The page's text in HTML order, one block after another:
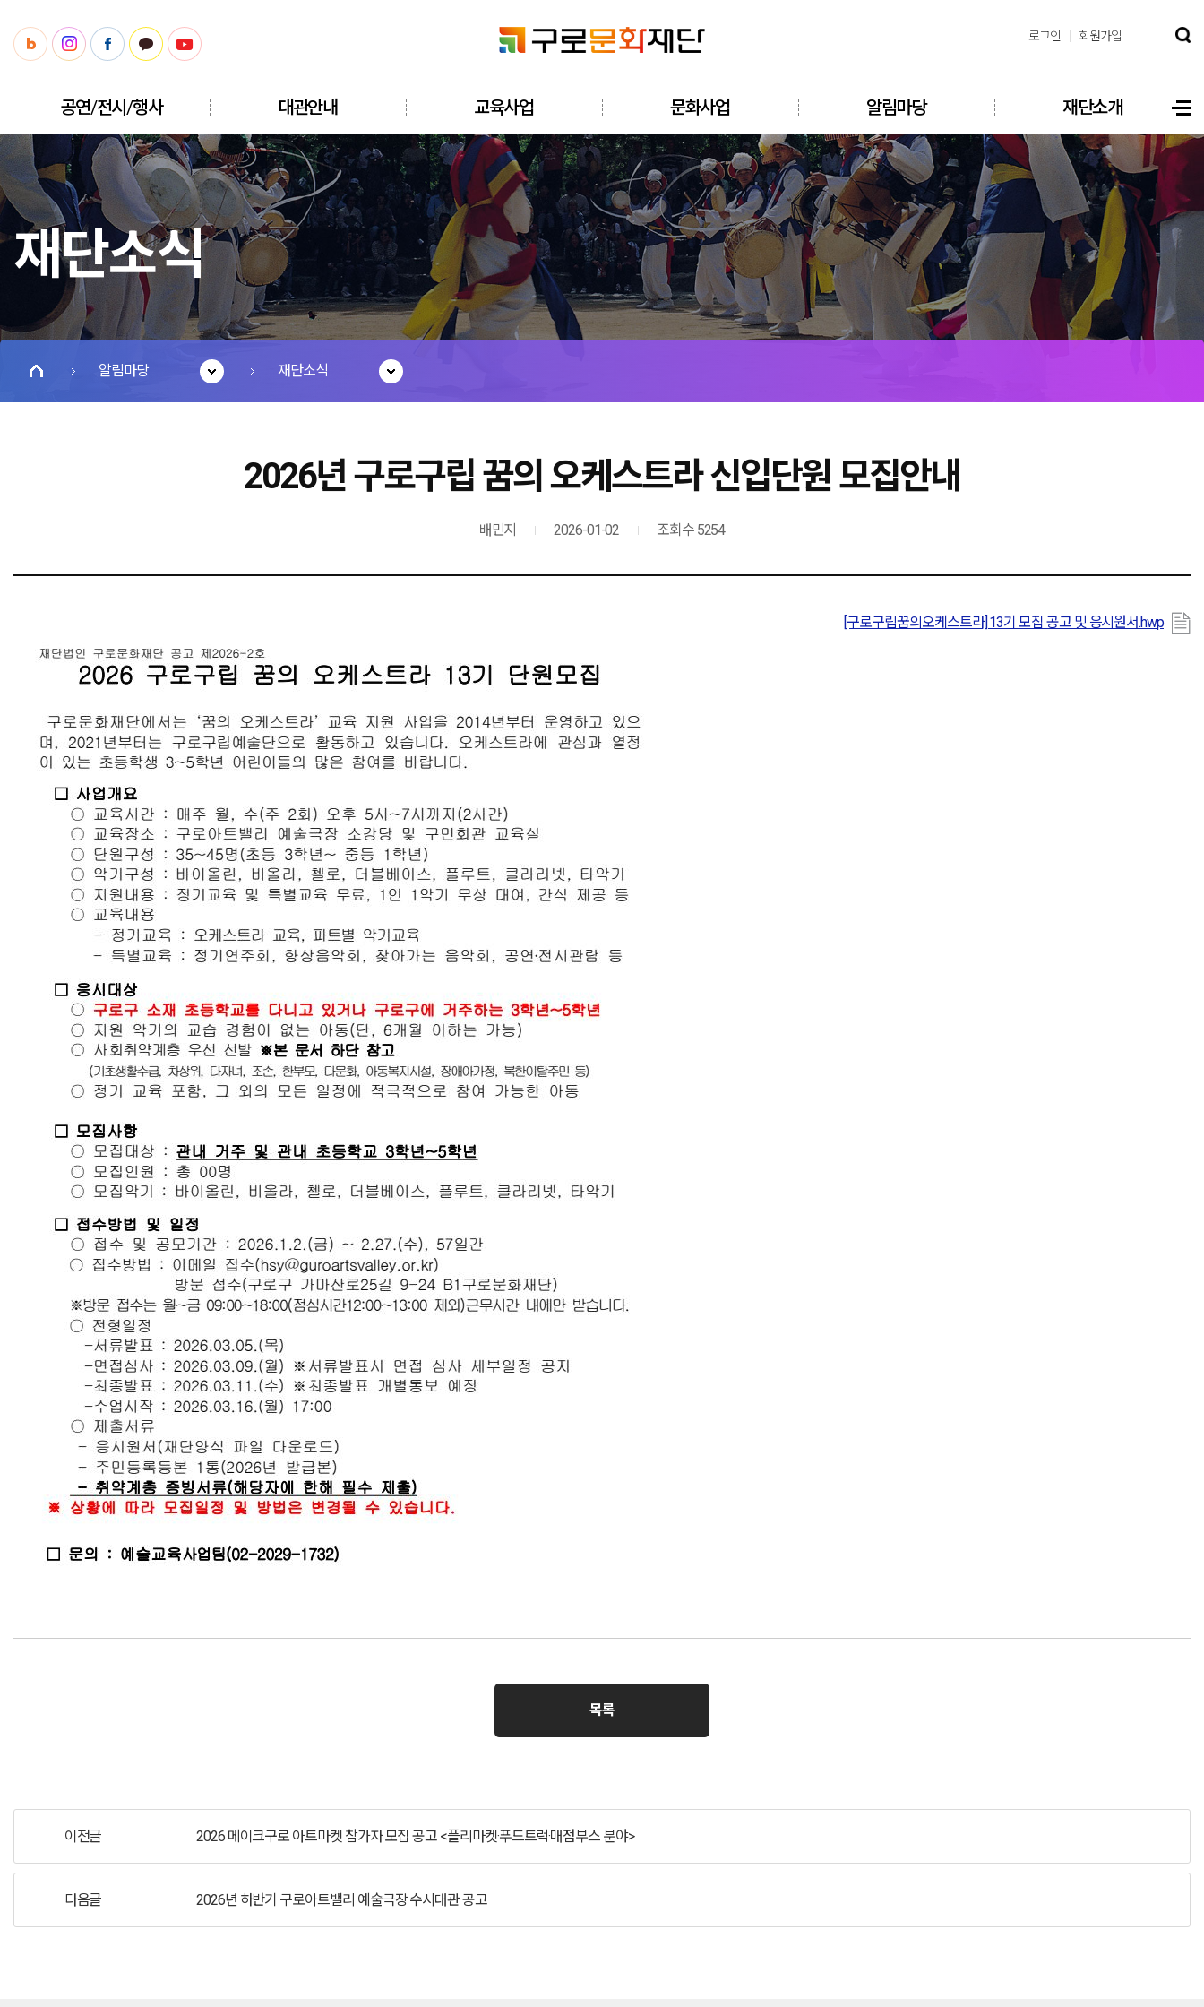
로그인 회원가입
검색창 열기
공연/전시/행사 대관안내 교육사업 문화사업 알림마당 재단소개
전체메뉴 열기
재단소식
알림마당 재단소식
2026년 구로구립 꿈의 오케스트라 신입단원 모집안내
배민지 2026-01-02 조회수 5254
[구로구립꿈의오케스트라] 13기 모집 공고 및 응시원서.hwp
목록
이전글 2026 메이크구로 아트마켓 참가자 모집 공고 <플리마켓·푸드트럭·매점부스 분야>
다음글 2026년 하반기 구로아트밸리 예술극장 수시대관 공고